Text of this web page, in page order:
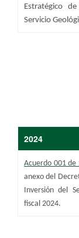
Estratégico
Servicio
​​2024
Acuerdo 001
anexo del
Inversión del
fiscal 2024.